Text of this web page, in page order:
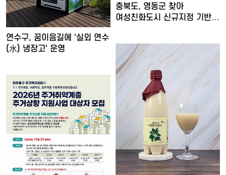
연수구, 꿈이음길에 '실외 연수
(水) 냉장고' 운영
충북도, 영동군 찾아
여성친화도시 신규지정 기반